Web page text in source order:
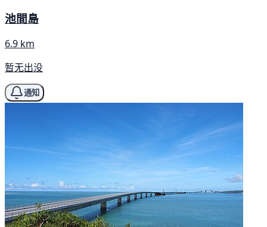
池間島
6.9 km
暂无出没
通知